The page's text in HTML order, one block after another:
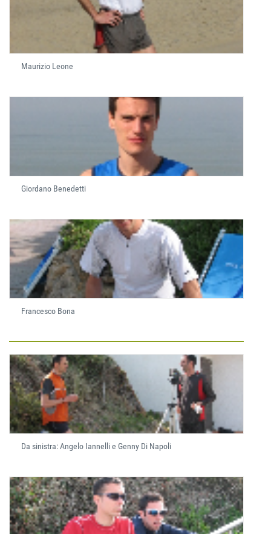
Maurizio Leone
Giordano Benedetti
Francesco Bona
Da sinistra: Angelo Iannelli e Genny Di Napoli